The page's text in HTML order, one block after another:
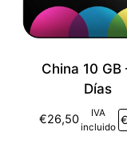
China 10 GB
Días
€26,50
IVA
incluido